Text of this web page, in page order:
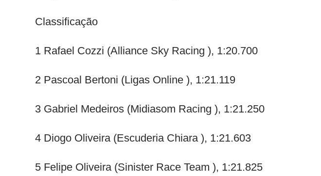
Classificação
1 Rafael Cozzi (Alliance Sky Racing ), 1:20.700
2 Pascoal Bertoni (Ligas Online ), 1:21.119
3 Gabriel Medeiros (Midiasom Racing ), 1:21.250
4 Diogo Oliveira (Escuderia Chiara ), 1:21.603
5 Felipe Oliveira (Sinister Race Team ), 1:21.825